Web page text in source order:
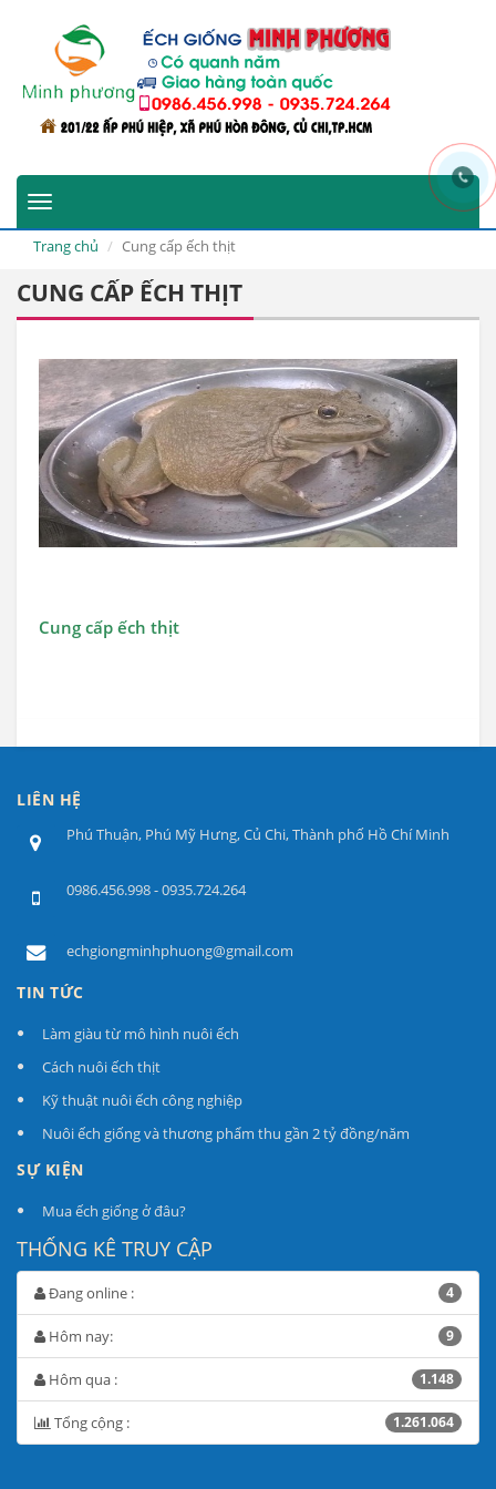
Toggle
Trang chủ
Cung cấp ếch thịt
CUNG CẤP ẾCH THỊT
Cung cấp ếch thịt
Xem chi tiết
LIÊN HỆ
Phú Thuận, Phú Mỹ Hưng, Củ Chi, Thành phố Hồ Chí Minh
0986.456.998 - 0935.724.264
echgiongminhphuong@gmail.com
TIN TỨC
Làm giàu từ mô hình nuôi ếch
Cách nuôi ếch thịt
Kỹ thuật nuôi ếch công nghiệp
Nuôi ếch giống và thương phẩm thu gần 2 tỷ đồng/năm
SỰ KIỆN
Mua ếch giống ở đâu?
THỐNG KÊ TRUY CẬP
4
Đang online :
9
Hôm nay:
1.148
Hôm qua :
1.261.064
Tổng cộng :